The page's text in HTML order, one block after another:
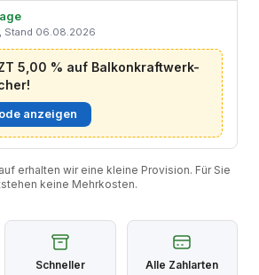
Stand 06.08.2026
5,00 % auf Balkonkraftwerk-
anzeigen
erhalten wir eine kleine Provision. Für Sie
keine Mehrkosten.
Schneller
Alle Zahlarten